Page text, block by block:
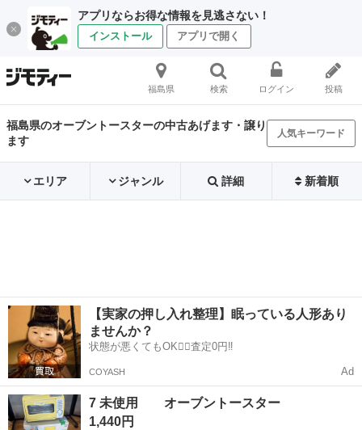
アプリならお得な情報を見逃さない！
インストール アプリで開く
福島県 検索 ログイン 投稿
福島県のオーブントースターの中古あげます・譲り
ます
人気キーワード
エリア ジャンル 詳細 新着順
【実家の押し入れ整理】眠っている人形あり
ませんか？
状態が悪くてもOK🙆‍♀️査定0円‼️
COYASH Ad
7 未使用 オーブントースター
1,440円